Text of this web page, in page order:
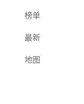
榜单
最新
地图